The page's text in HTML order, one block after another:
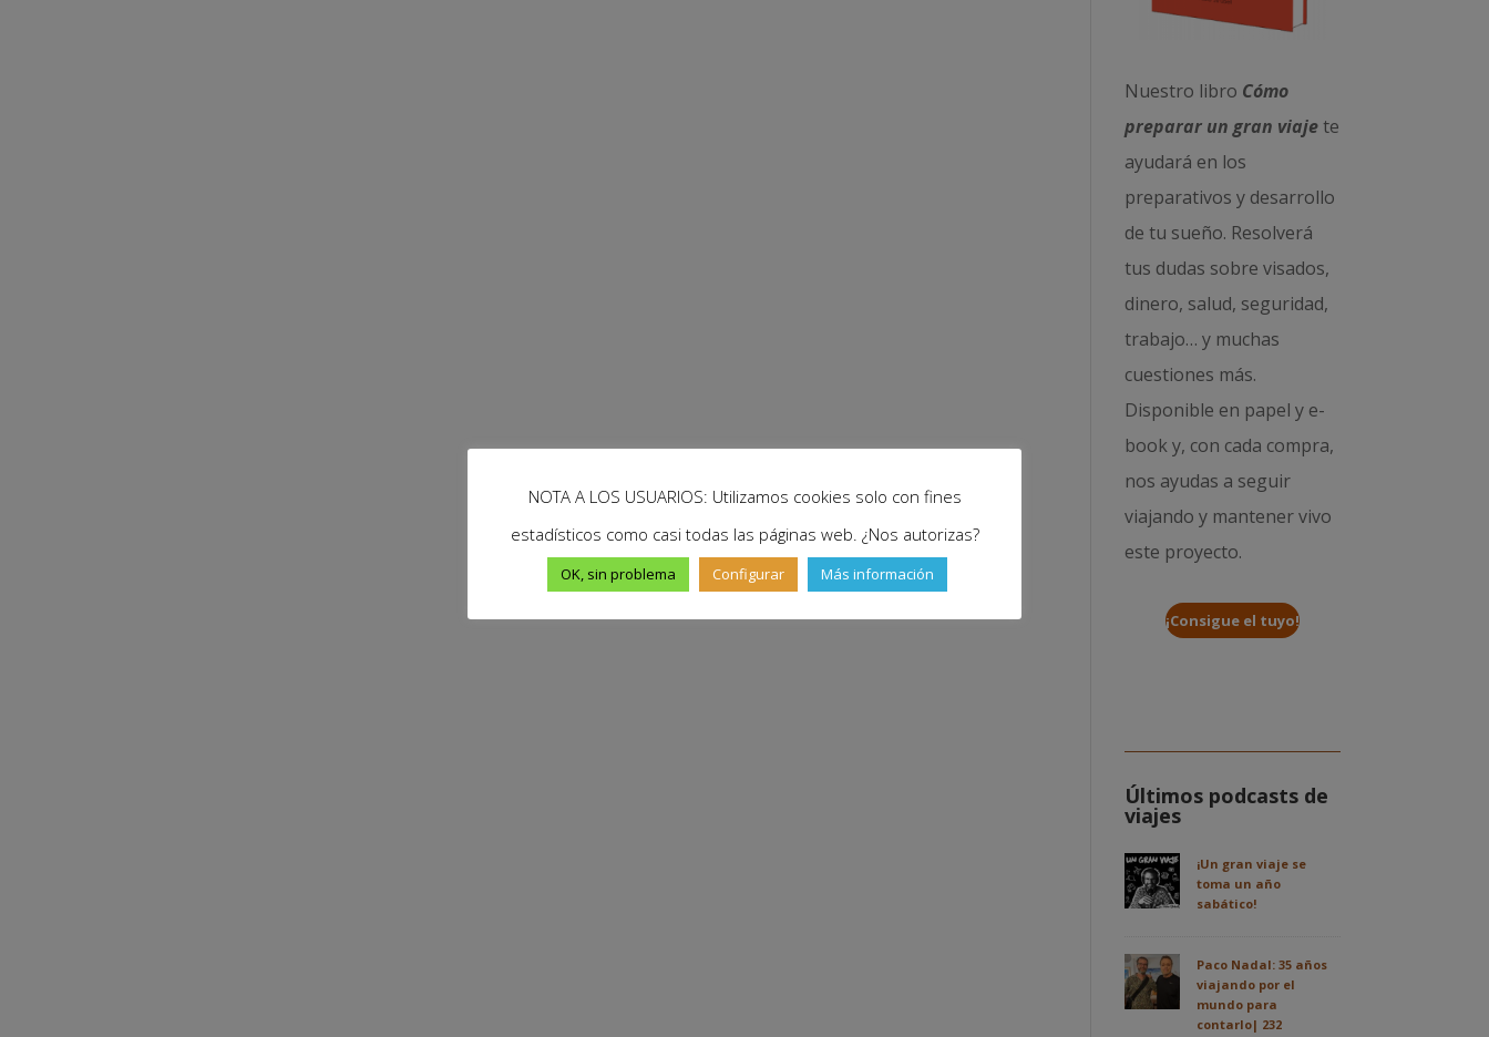
Nuestro libro Cómo
preparar un gran viajete
ayudará en los
preparativos y desarrollo
de tu sueño. Resolverá
tus dudas sobre visados,
dinero, salud, seguridad,
trabajo… y muchas
cuestiones más.
Disponible en papel y e-
book y, con cada compra,
nos ayudas a seguir
viajando y mantener vivo
este proyecto.
¡Consigue el tuyo!
Últimos podcasts de
viajes
¡Un gran viaje se
toma un año
sabático!
Paco Nadal: 35 años
viajando por el
mundo para
contarlo| 232
NOTA A LOS USUARIOS: Utilizamos cookies solo con fines
estadísticos como casi todas las páginas web. ¿Nos autorizas?
OK, sin problema Configurar Más información